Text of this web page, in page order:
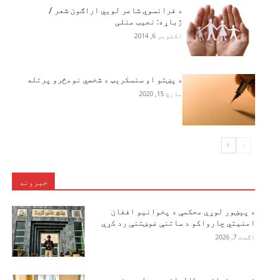
د فرانسوي شاعر لویي اراګون شعر /
ژباړه: نجیب منلی
اکتوبر 6, 2014
د پښتو او سنسکرېټ د شخصي نومځرو پرتله
مارچ 15, 2020
خبرونه
د پېښور لوړې محکمې د پخوانیو افغان
امنیتي چارواکو د ساتنې غوښتنې رد کړې
اګست 7, 2026